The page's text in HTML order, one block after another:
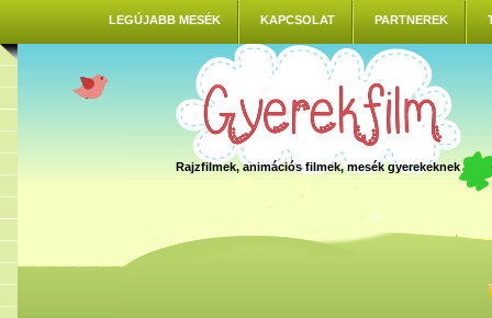
LEGÚJABB MESÉK KAPCSOLAT PARTNEREK
Rajzfilmek, animációs filmek, mesék gyerekeknek